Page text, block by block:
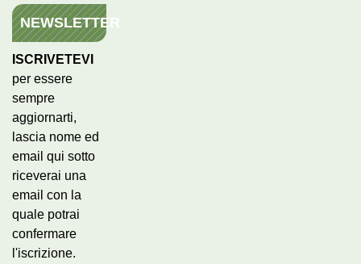
NEWSLETTER
ISCRIVETEVI
per essere
sempre
aggiornarti,
lascia nome ed
email qui sotto
riceverai una
email con la
quale potrai
confermare
l'iscrizione.